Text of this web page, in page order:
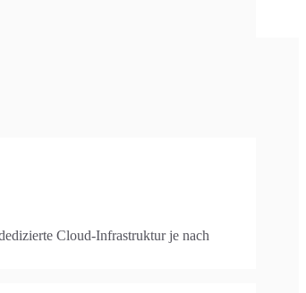
Cloud-Infrastruktur je nach